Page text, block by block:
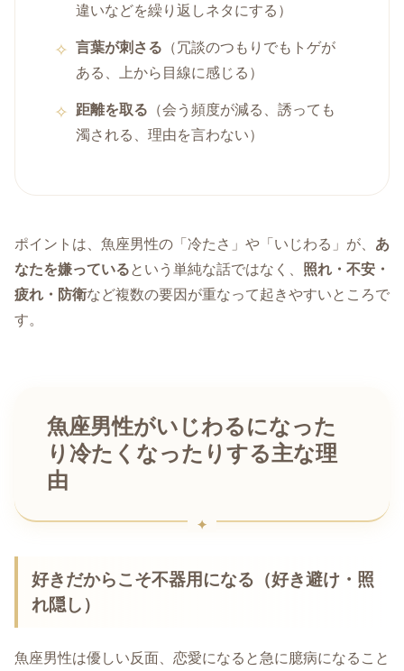
違いなどを繰り返しネタにする）
言葉が刺さる （冗談のつもりでもトゲが
ある、上から目線に感じる）
距離を取る （会う頻度が減る、誘っても
濁される、理由を言わない）
ポイントは、魚座男性の「冷たさ」や「いじわる」が、 あ
なたを嫌っているという単純な話ではなく、 照れ・不安・
疲れ・防衛など複数の要因が重なって起きやすいところで
す。
魚座男性がいじわるになった
り冷たくなったりする主な理
由
好きだからこそ不器用になる（好き避け・照
れ隠し）
魚座男性は優しい反面、恋愛になると急に臆病になること